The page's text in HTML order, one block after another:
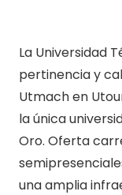
La Universidad
pertinencia y
Utmach en
la única
Oro. Oferta
una amplia